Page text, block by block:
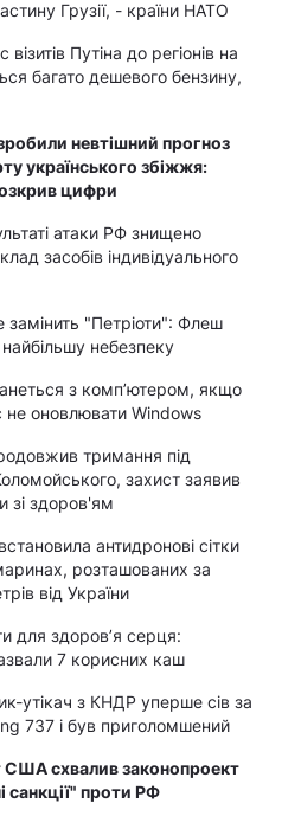
Грузії, - країни НАТО
візитів Путіна до регіонів на
багато дешевого бензину,
невтішний прогноз
українського збіжжя:
цифри
атаки РФ знищено
засобів індивідуального
замінить "Петріоти": Флеш
небезпеку
з комп’ютером, якщо
не оновлювати Windows
тримання під
захист заявив
зі здоров'ям
антидронові сітки
розташованих за
від України
для здоров’я серця:
7 корисних каш
утікач з КНДР уперше сів за
737 і був приголомшений
США схвалив законопроект
санкції" проти РФ